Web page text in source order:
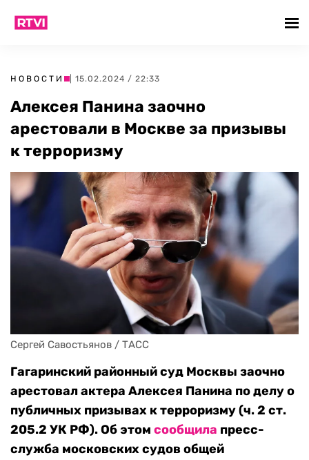
НОВОСТИ | 15.02.2024 / 22:33
Алексея Панина заочно
арестовали в Москве за призывы
к терроризму
Сергей Савостьянов / ТАСС
Гагаринский районный суд Москвы заочно
арестовал актера Алексея Панина по делу о
публичных призывах к терроризму (ч. 2 ст.
205.2 УК РФ). Об этом сообщила пресс-
служба московских судов общей